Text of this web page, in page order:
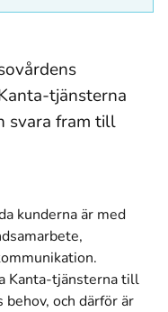
tjänsterna
svara fram till
kunderna är med
Kanta-tjänsterna till
och därför är